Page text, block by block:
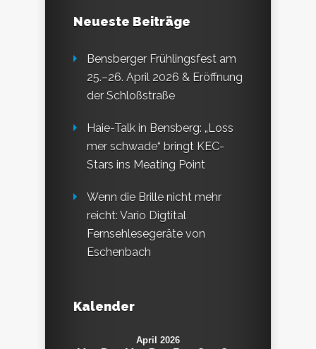
Neueste Beiträge
Bensberger Frühlingsfest am
25.–26. April 2026 & Eröffnung
der Schloßstraße
Haie-Talk in Bensberg: „Loss
mer schwade“ bringt KEC-
Stars ins Meating Point
Wenn die Brille nicht mehr
reicht: Vario Digtital
Fernsehlesegeräte von
Eschenbach
Kalender
April 2026